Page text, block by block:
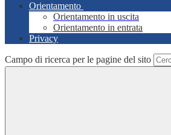
Orientamento
Orientamento in uscita
Orientamento in entrata
Privacy
Campo di ricerca per le pagine del sito